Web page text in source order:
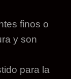
finos o
y son
para la